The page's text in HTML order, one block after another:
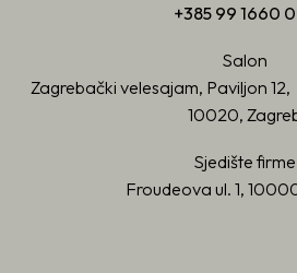
+385 99 1660
Salon
Zagrebački velesajam, Paviljon
10020,
Sjedište firme
Froudeova ul. 1,